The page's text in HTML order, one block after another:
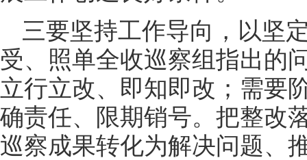
三要坚持工作导向，以坚
受、照单全收巡察组指出的
立行立改、即知即改；需要
确责任、限期销号。把整改
巡察成果转化为解决问题、